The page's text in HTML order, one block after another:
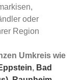
oder
Region
Umkreis wie
, Bad